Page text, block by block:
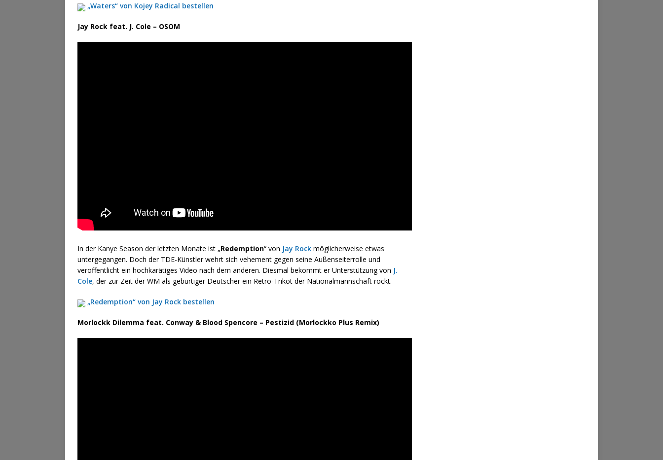
„Waters“ von Kojey Radical bestellen
Jay Rock feat. J. Cole – OSOM
In der Kanye Season der letzten Monate ist „Redemption“ von Jay Rock möglicherweise etwas
untergegangen. Doch der TDE-Künstler wehrt sich vehement gegen seine Außenseiterrolle und
veröffentlicht ein hochkarätiges Video nach dem anderen. Diesmal bekommt er Unterstützung von J.
Cole, der zur Zeit der WM als gebürtiger Deutscher ein Retro-Trikot der Nationalmannschaft rockt.
„Redemption“ von Jay Rock bestellen
Morlockk Dilemma feat. Conway & Blood Spencore – Pestizid (Morlockko Plus Remix)